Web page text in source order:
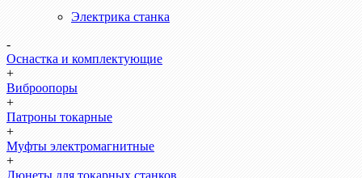
Электрика станка
-
Оснастка и комплектующие
+
Виброопоры
+
Патроны токарные
+
Муфты электромагнитные
+
Люнеты для токарных станков